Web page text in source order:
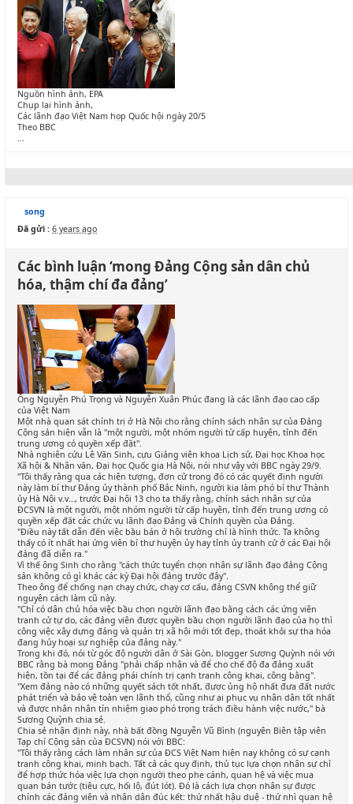
Nguồn hình ảnh, EPA
Chụp lại hình ảnh,
Các lãnh đạo Việt Nam họp Quốc hội ngày 20/5
Theo BBC
song
Đã gửi : 6 years ago
Các bình luận ‘mong Đảng Cộng sản dân chủ
hóa, thậm chí đa đảng’
Ông Nguyễn Phú Trọng và Nguyễn Xuân Phúc đang là các lãnh đạo cao cấp
của Việt Nam
Một nhà quan sát chính trị ở Hà Nội cho rằng chính sách nhân sự của Đảng
Cộng sản hiện vẫn là "một người, một nhóm người từ cấp huyện, tỉnh đến
trung ương có quyền xếp đặt".
Nhà nghiên cứu Lê Văn Sinh, cựu Giảng viên khoa Lịch sử, Đại học Khoa học
Xã hội & Nhân văn, Đại học Quốc gia Hà Nội, nói như vậy với BBC ngày 29/9.
"Tôi thấy rằng qua các hiện tượng, đơn cử trong đó có các quyết định người
này làm bí thư Đảng ủy thành phố Bắc Ninh, người kia làm phó bí thư Thành
ủy Hà Nội v.v…, trước Đại hội 13 cho ta thấy rằng, chính sách nhân sự của
ĐCSVN là một người, một nhóm người từ cấp huyện, tỉnh đến trung ương có
quyền xếp đặt các chức vụ lãnh đạo Đảng và Chính quyền của Đảng.
"Điều này tất dẫn đến việc bầu bán ở hội trường chỉ là hình thức. Ta không
thấy có ít nhất hai ứng viên bí thư huyện ủy hay tỉnh ủy tranh cử ở các Đại hội
đảng đã diễn ra."
Vì thế ông Sinh cho rằng "cách thức tuyển chọn nhân sự lãnh đạo đảng Cộng
sản không có gì khác các kỳ Đại hội đảng trước đây".
Theo ông để chống nạn chạy chức, chạy cơ cấu, đảng CSVN không thể giữ
nguyên cách làm cũ này.
"Chỉ có dân chủ hóa việc bầu chọn người lãnh đạo bằng cách các ứng viên
tranh cử tự do, các đảng viên được quyền bầu chọn người lãnh đạo của họ thì
công việc xây dựng đảng và quản trị xã hội mới tốt đẹp, thoát khỏi sự tha hóa
đang hủy hoại sự nghiệp của đảng này."
Trong khi đó, nói từ góc độ người dân ở Sài Gòn, blogger Sương Quỳnh nói với
BBC rằng bà mong Đảng "phải chấp nhận và để cho chế độ đa đảng xuất
hiện, tồn tại để các đảng phái chính trị cạnh tranh công khai, công bằng".
"Xem đảng nào có những quyết sách tốt nhất, được ủng hộ nhất đưa đất nước
phát triển và bảo vệ toàn vẹn lãnh thổ, cũng như ai phục vụ nhân dân tốt nhất
và được nhân nhân tín nhiệm giao phó trọng trách điều hành việc nước," bà
Sương Quỳnh chia sẻ.
Chia sẻ nhận định này, nhà bất đồng Nguyễn Vũ Bình (nguyên Biên tập viên
Tạp chí Cộng sản của ĐCSVN) nói với BBC:
"Tôi thấy rằng cách làm nhân sự của ĐCS Việt Nam hiện nay không có sự cạnh
tranh công khai, minh bạch. Tất cả các quy định, thủ tục lựa chọn nhân sự chỉ
để hợp thức hóa việc lựa chọn người theo phe cánh, quan hệ và việc mua
quan bán tước (tiêu cực, hối lộ, đút lót). Đó là cách lựa chọn nhân sự được
chính các đảng viên và nhân dân đúc kết: thứ nhất hậu duệ - thứ nhì quan hệ